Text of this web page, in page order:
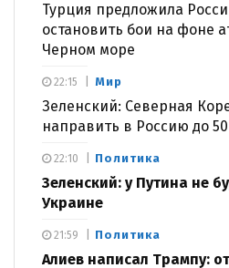
Турция предложила
остановить бои на фоне
Черном море
Мир
Зеленский: Северная
направить в Россию до
22:15
Политика
Зеленский: у Путина не
Украине
22:10
Политика
Алиев написал Трампу:
21:59